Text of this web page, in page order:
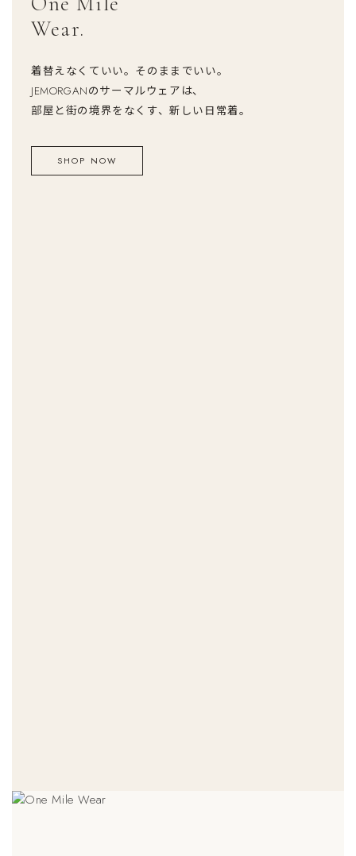
Wear.
着替えなくていい。そのままでいい。
JEMORGANのサーマルウェアは、
部屋と街の境界をなくす、新しい日常着。
SHOP NOW